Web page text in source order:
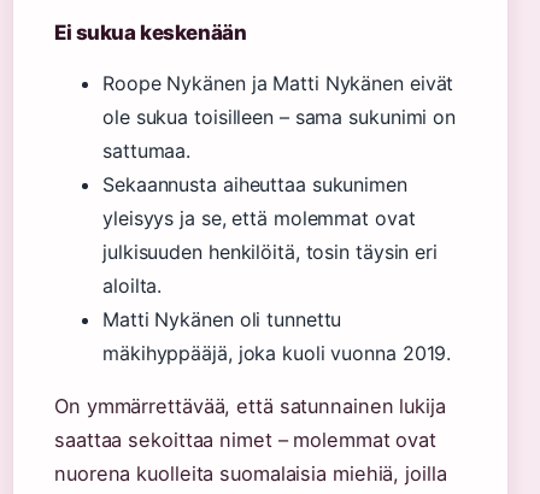
Ei sukua keskenään
Roope Nykänen ja Matti Nykänen eivät
ole sukua toisilleen – sama sukunimi on
sattumaa.
Sekaannusta aiheuttaa sukunimen
yleisyys ja se, että molemmat ovat
julkisuuden henkilöitä, tosin täysin eri
aloilta.
Matti Nykänen oli tunnettu
mäkihyppääjä, joka kuoli vuonna 2019.
On ymmärrettävää, että satunnainen lukija
saattaa sekoittaa nimet – molemmat ovat
nuorena kuolleita suomalaisia miehiä, joilla